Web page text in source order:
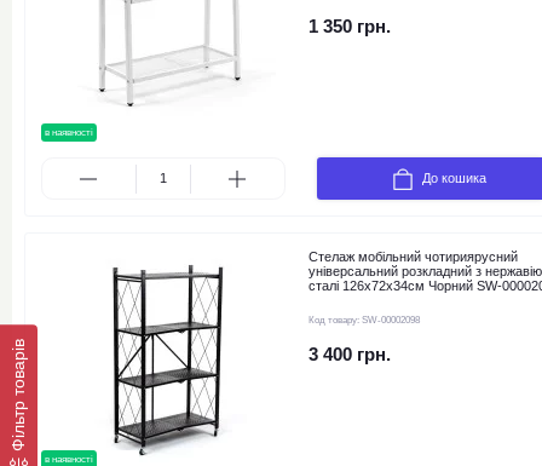
Фільтр товарів
в наявності
1 350 грн.
До кошика
в наявності
Стелаж мобільний чотириярусний
універсальний розкладний з
сталі 126х72х34см Чорний SW-
Код товару: SW-00002098
3 400 грн.